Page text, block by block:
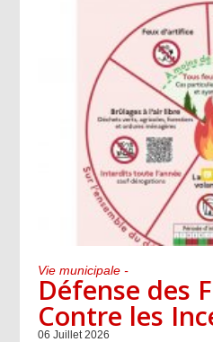
Vie municipale -
Défense des
Contre les
06 Juillet 2026